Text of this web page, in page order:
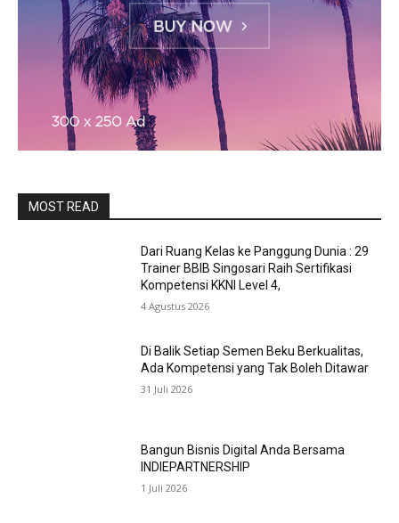
MOST READ
Dari Ruang Kelas ke Panggung Dunia : 29
Trainer BBIB Singosari Raih Sertifikasi
Kompetensi KKNI Level 4,
4 Agustus 2026
Di Balik Setiap Semen Beku Berkualitas,
Ada Kompetensi yang Tak Boleh Ditawar
31 Juli 2026
Bangun Bisnis Digital Anda Bersama
INDIEPARTNERSHIP
1 Juli 2026